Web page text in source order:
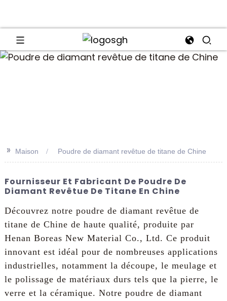
>> Maison Poudre de diamant revêtue de titane de Chine
Fournisseur Et Fabricant De Poudre De
Diamant Revêtue De Titane En Chine
Découvrez notre poudre de diamant revêtue de
titane de Chine de haute qualité, produite par
Henan Boreas New Material Co., Ltd. Ce produit
innovant est idéal pour de nombreuses applications
industrielles, notamment la découpe, le meulage et
le polissage de matériaux durs tels que la pierre, le
verre et la céramique. Notre poudre de diamant